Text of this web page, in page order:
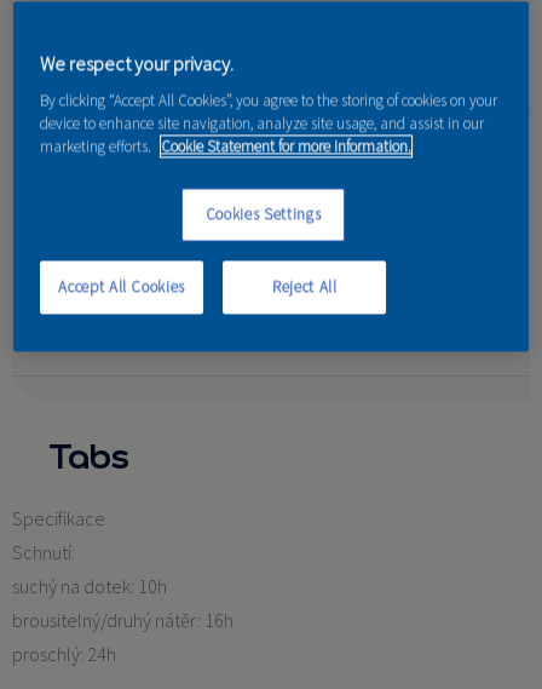
proti povětrnostním vlivům a UV záření.
Vlastnosti:
Určení: Pro použití v interiéru a exteriéru.
Ostatní: Vysoká kryvost, snížená lepivost, vysoká ochrana
vůči povětrnostním vlivům a UV záření
Tabs
Specifikace
Schnutí:
suchý na dotek: 10h
brousitelný/druhý nátěr: 16h
proschlý: 24h
We respect your privacy.
By clicking “Accept All Cookies”, you agree to the storing of cookies on your
device to enhance site navigation, analyze site usage, and assist in our
marketing efforts. Cookie Statement for more information.
Cookies Settings
Reject All
Accept All Cookies